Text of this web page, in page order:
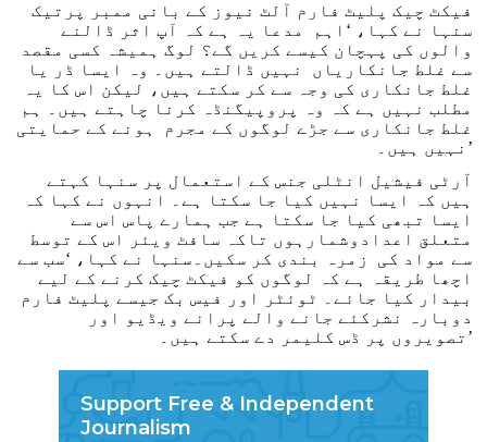
فیکٹ چیک پلیٹ فارم آلٹ نیوز کے بانی ممبر پرتیک
سنہا نے کہا، ‘اہم مدعا یہ ہے کہ آپ اثر ڈالنے
والوں کی پہچان کیسے کریں گے؟ لوگ ہمیشہ کسی مقصد
سے غلط جانکاریاں نہیں ڈالتے ہیں۔ وہ ایسا ڈر یا
غلط جانکاری کی وجہ سے کر سکتے ہیں، لیکن اس کا یہ
مطلب نہیں ہے کہ وہ پروپیگنڈہ کرنا چاہتے ہیں۔ ہم
غلط جانکاری سے جڑے لوگوں کے مجرم ہونے کے حمایتی
نہیں ہیں۔’
آرٹی فیشیل انٹلی جنس کے استعمال پر سنہا کہتے
ہیں کہ ایسا نہیں کیا جا سکتا ہے۔ انہوں نے کہا کہ
ایسا تبھی کیا جا سکتا ہے جب ہمارے پاس اس سے
متعلق اعدادوشمارہوں تاکہ سافٹ ویئر اس کے توسط
سے مواد کی زمرہ بندی کر سکیں۔سنہا نے کہا، ‘سب سے
اچھا طریقہ ہے کہ لوگوں کو فیکٹ چیک کرنے کے لیے
بیدار کیا جائے۔ ٹوئٹر اور فیس بک جیسے پلیٹ فارم
دوبارہ نشرکئے جانے والے پرانے ویڈیو اور
تصویروں پر ڈس کلیمر دے سکتے ہیں۔’
Support Free & Independent
Journalism